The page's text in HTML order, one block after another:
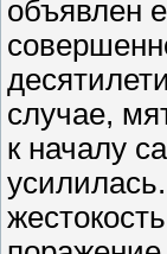
объявлен
случае,
к началу